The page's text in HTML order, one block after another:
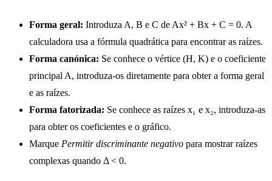
Forma geral: Introduza A, B e C de Ax² + Bx + C = 0. A
calculadora usa a fórmula quadrática para encontrar as raízes.
Forma canónica: Se conhece o vértice (H, K) e o coeficiente
principal A, introduza-os diretamente para obter a forma geral
e as raízes.
Forma fatorizada: Se conhece as raízes x₁ e x₂, introduza-as
para obter os coeficientes e o gráfico.
Marque Permitir discriminante negativo para mostrar raízes
complexas quando Δ < 0.